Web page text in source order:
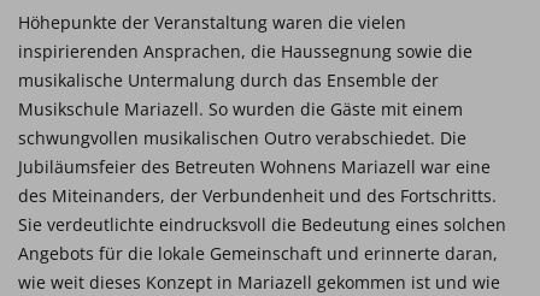
Höhepunkte der Veranstaltung waren die vielen
inspirierenden Ansprachen, die Haussegnung sowie die
musikalische Untermalung durch das Ensemble der
Musikschule Mariazell. So wurden die Gäste mit einem
schwungvollen musikalischen Outro verabschiedet. Die
Jubiläumsfeier des Betreuten Wohnens Mariazell war eine
des Miteinanders, der Verbundenheit und des Fortschritts.
Sie verdeutlichte eindrucksvoll die Bedeutung eines solchen
Angebots für die lokale Gemeinschaft und erinnerte daran,
wie weit dieses Konzept in Mariazell gekommen ist und wie